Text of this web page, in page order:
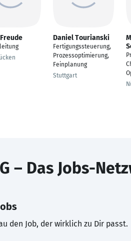
Daniel Tourianski
Fertigungssteuerung,
Prozessoptimierung,
Feinplanung
Stuttgart
– Das Jobs-
den Job, der wirklich zu Dir passt.